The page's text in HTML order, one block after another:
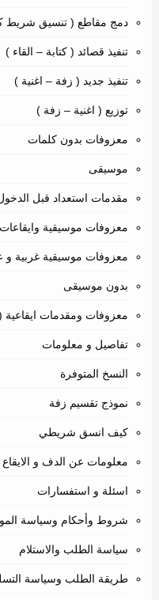
دمج مقاطع ( تنسيق شريط
تنفيذ قصائد ( كتابة – القاء )
تنفيذ جديد ( زفة – اغنية )
توزيع ( اغنية – زفة )
معزوفات بدون كلمات
موسيقى
مقدمات استعداد قبل
معزوفات موسيقية
معزوفات موسيقية غربية و
بدون موسيقى
معزوفات ومقدمات
تفاصيل و معلومات
النسخ المتوفرة
نموذج تقسيم زفة
كيف انسق شريطي
معلومات عن الدف و الايقاع
اسئلة و استفسارات
شروط وأحكام وسياسة
سياسة الطلب والاستلام
طريقة الطلب وسياسة